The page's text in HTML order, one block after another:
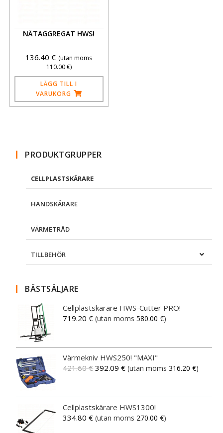
NÄTAGGREGAT HWS!
136.40€ (utan moms
110.00€)
LÄGG TILL I
VARUKORG
PRODUKTGRUPPER
CELLPLASTSKÄRARE
HANDSKÄRARE
VÄRMETRÅD
TILLBEHÖR
BÄSTSÄLJARE
Cellplastskärare HWS-Cutter PRO!
719.20€ (utan moms580.00€)
Värmekniv HWS250! "MAXI"
421.60€ 392.09€ (utan moms316.20€)
Cellplastskärare HWS1300!
334.80€ (utan moms 270.00€)